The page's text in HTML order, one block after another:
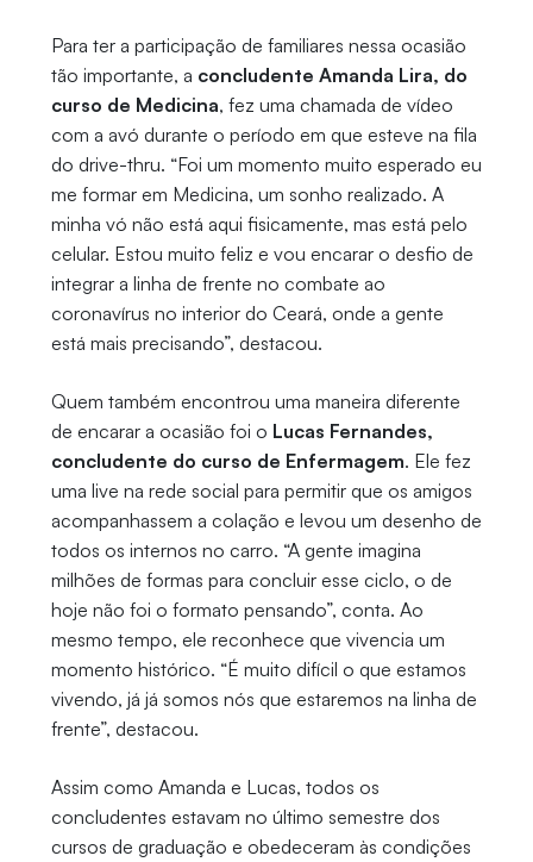
Para ter a participação de familiares nessa ocasião
tão importante, a concludente Amanda Lira, do
curso de Medicina, fez uma chamada de vídeo
com a avó durante o período em que esteve na fila
do drive-thru. “Foi um momento muito esperado eu
me formar em Medicina, um sonho realizado. A
minha vó não está aqui fisicamente, mas está pelo
celular. Estou muito feliz e vou encarar o desfio de
integrar a linha de frente no combate ao
coronavírus no interior do Ceará, onde a gente
está mais precisando”, destacou.
Quem também encontrou uma maneira diferente
de encarar a ocasião foi o Lucas Fernandes,
concludente do curso de Enfermagem. Ele fez
uma live na rede social para permitir que os amigos
acompanhassem a colação e levou um desenho de
todos os internos no carro. “A gente imagina
milhões de formas para concluir esse ciclo, o de
hoje não foi o formato pensando”, conta. Ao
mesmo tempo, ele reconhece que vivencia um
momento histórico. “É muito difícil o que estamos
vivendo, já já somos nós que estaremos na linha de
frente”, destacou.
Assim como Amanda e Lucas, todos os
concludentes estavam no último semestre dos
cursos de graduação e obedeceram às condições